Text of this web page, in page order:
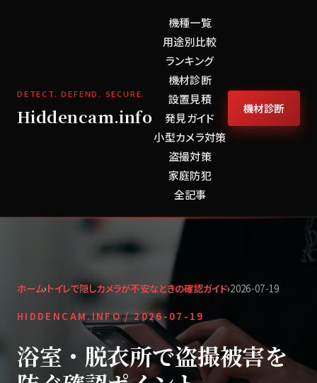
DETECT. DEFEND. SECURE.
Hiddencam.info
機種一覧
用途別比較
ランキング
機材診断
設置見積
発見ガイド
小型カメラ対策
盗撮対策
家庭防犯
全記事
機材診断
ホーム›トイレで隠しカメラが不安なときの確認ガイド›2026-07-19
HIDDENCAM.INFO /2026-07-19
浴室・脱衣所で盗撮被害を